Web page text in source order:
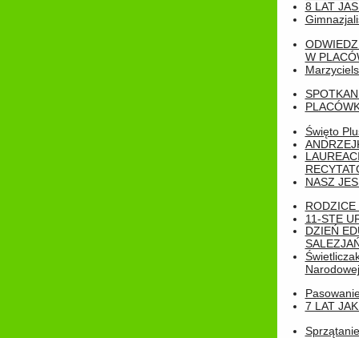
8 LAT
W
Święto
NASZ
RODZICE
11-STE
DZIEŃ
Narodowej
7 LAT